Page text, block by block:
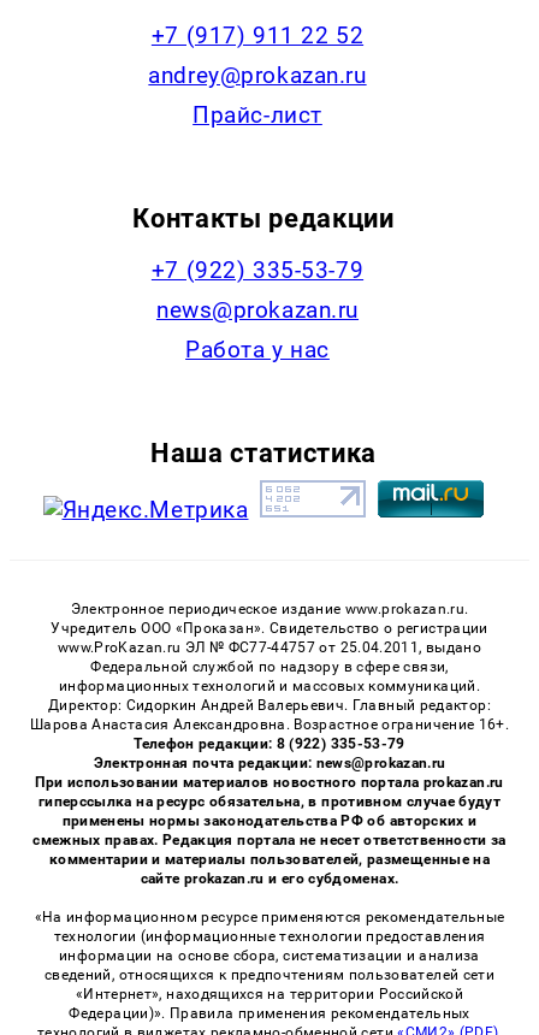
+7 (917) 911 22 52
andrey@prokazan.ru
Прайс-лист
Контакты редакции
+7 (922) 335-53-79
news@prokazan.ru
Работа у нас
Наша статистика
Электронное периодическое издание www.prokazan.ru.
Учредитель ООО «Проказан». Cвидетельство о регистрации
www.ProKazan.ru ЭЛ № ФС77-44757 от 25.04.2011, выдано
Федеральной службой по надзору в сфере связи,
информационных технологий и массовых коммуникаций.
Директор: Сидоркин Андрей Валерьевич. Главный редактор:
Шарова Анастасия Александровна. Возрастное ограничение 16+.
Телефон редакции: 8 (922) 335-53-79
Электронная почта редакции: news@prokazan.ru
При использовании материалов новостного портала prokazan.ru
гиперссылка на ресурс обязательна, в противном случае будут
применены нормы законодательства РФ об авторских и
смежных правах. Редакция портала не несет ответственности за
комментарии и материалы пользователей, размещенные на
сайте prokazan.ru и его субдоменах.
«На информационном ресурсе применяются рекомендательные
технологии (информационные технологии предоставления
информации на основе сбора, систематизации и анализа
сведений, относящихся к предпочтениям пользователей сети
«Интернет», находящихся на территории Российской
Федерации)». Правила применения рекомендательных